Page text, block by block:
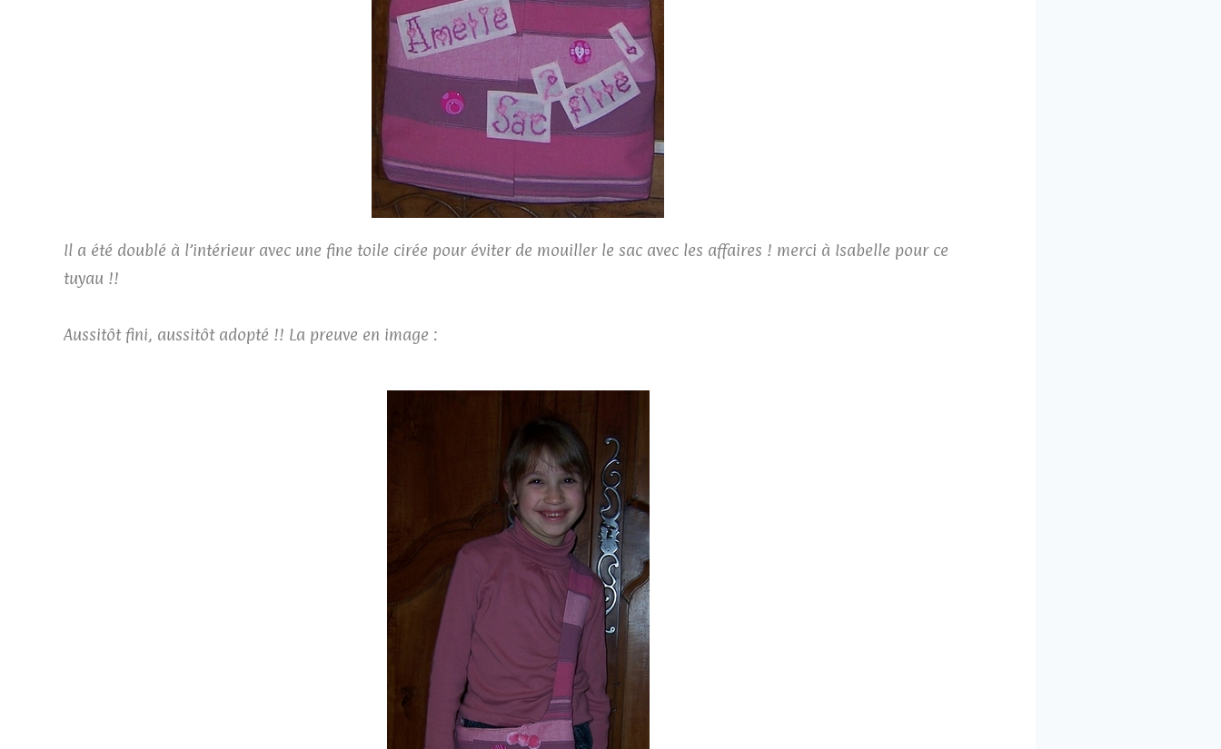
Il a été doublé à l’intérieur avec une fine toile cirée pour éviter de mouiller le sac avec les affaires ! merci à Isabelle pour ce
tuyau !!
Aussitôt fini, aussitôt adopté !! La preuve en image :